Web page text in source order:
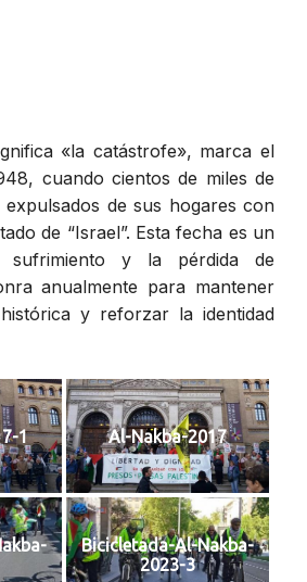
«la catástrofe», marca el
cuando cientos de miles de
de sus hogares con
de “Israel”. Esta fecha es un
sufrimiento y la pérdida de
anualmente para mantener
y reforzar la identidad
1 Al-Nakba-2017
Bicicletada-Al-Nakba-
2023-3